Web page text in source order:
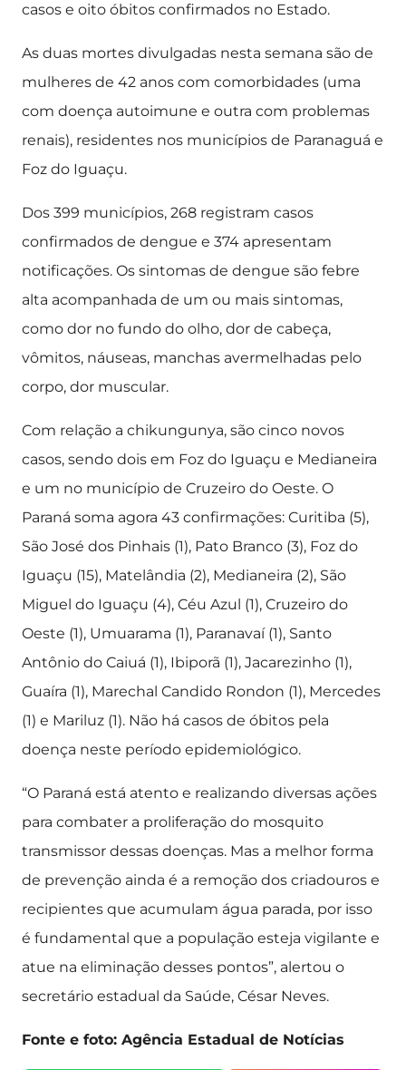
casos e oito óbitos confirmados no Estado.
As duas mortes divulgadas nesta semana são de
mulheres de 42 anos com comorbidades (uma
com doença autoimune e outra com problemas
renais), residentes nos municípios de Paranaguá e
Foz do Iguaçu.
Dos 399 municípios, 268 registram casos
confirmados de dengue e 374 apresentam
notificações. Os sintomas de dengue são febre
alta acompanhada de um ou mais sintomas,
como dor no fundo do olho, dor de cabeça,
vômitos, náuseas, manchas avermelhadas pelo
corpo, dor muscular.
Com relação a chikungunya, são cinco novos
casos, sendo dois em Foz do Iguaçu e Medianeira
e um no município de Cruzeiro do Oeste. O
Paraná soma agora 43 confirmações: Curitiba (5),
São José dos Pinhais (1), Pato Branco (3), Foz do
Iguaçu (15), Matelândia (2), Medianeira (2), São
Miguel do Iguaçu (4), Céu Azul (1), Cruzeiro do
Oeste (1), Umuarama (1), Paranavaí (1), Santo
Antônio do Caiuá (1), Ibiporã (1), Jacarezinho (1),
Guaíra (1), Marechal Candido Rondon (1), Mercedes
(1) e Mariluz (1). Não há casos de óbitos pela
doença neste período epidemiológico.
“O Paraná está atento e realizando diversas ações
para combater a proliferação do mosquito
transmissor dessas doenças. Mas a melhor forma
de prevenção ainda é a remoção dos criadouros e
recipientes que acumulam água parada, por isso
é fundamental que a população esteja vigilante e
atue na eliminação desses pontos”, alertou o
secretário estadual da Saúde, César Neves.
Fonte e foto: Agência Estadual de Notícias